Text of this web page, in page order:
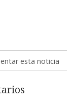
esta noticia